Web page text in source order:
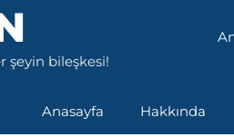
şeyin bileşkesi!
Anasayfa Hakkında